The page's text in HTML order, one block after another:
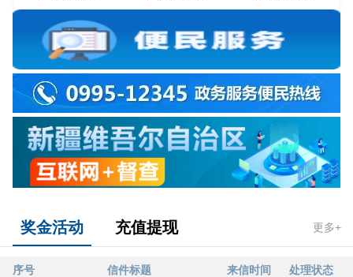
奖金活动 充值提现 更多+
序号 信件标题 来信时间 处理状态